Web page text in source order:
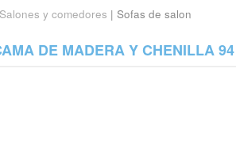
Salones y comedores | Sofas de salon
DE MADERA Y CHENILLA